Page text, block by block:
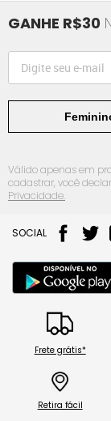
GANHE R$30
Válido apenas em
cadastrar, você
Privacidade.
SOCIAL
Frete grátis*
Retira fácil